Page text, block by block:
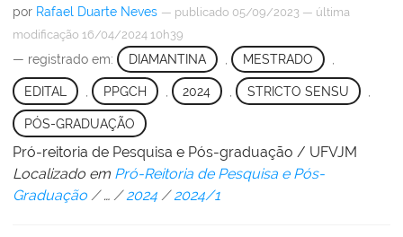
por Rafael Duarte Neves — publicado 05/09/2023 — última
modificação 16/04/2024 10h39
— registrado em: DIAMANTINA MESTRADO
EDITAL PPGCH 2024 , STRICTO SENSU
PÓS-GRADUAÇÃO
Pró-reitoria de Pesquisa e Pós-graduação / UFVJM
Localizado em Pró-Reitoria de Pesquisa e Pós-
Graduação /… /2024 /2024/1